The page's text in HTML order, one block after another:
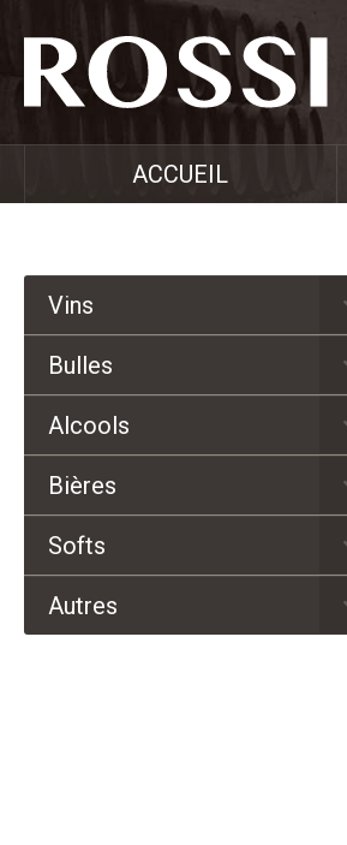
ACCUEIL
Vins
Bulles
Alcools
Bières
Softs
Autres